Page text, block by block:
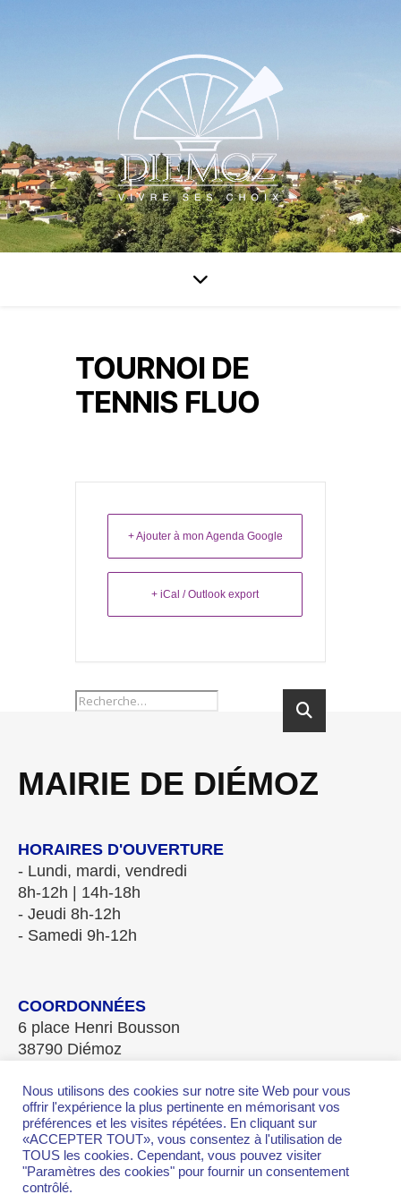
TOURNOI DE
TENNIS FLUO
+ Ajouter à mon Agenda Google
+ iCal / Outlook export
MAIRIE DE DIÉMOZ
HORAIRES D'OUVERTURE
- Lundi, mardi, vendredi
8h-12h | 14h-18h
- Jeudi 8h-12h
- Samedi 9h-12h
COORDONNÉES
6 place Henri Bousson
38790 Diémoz
Fax 04.78.96.28.84
mairie-diemoz@wanadoo.fr
Nous utilisons des cookies sur notre site Web pour vous
offrir l'expérience la plus pertinente en mémorisant vos
préférences et les visites répétées. En cliquant sur
«ACCEPTER TOUT», vous consentez à l'utilisation de
TOUS les cookies. Cependant, vous pouvez visiter
"Paramètres des cookies" pour fournir un consentement
contrôlé.